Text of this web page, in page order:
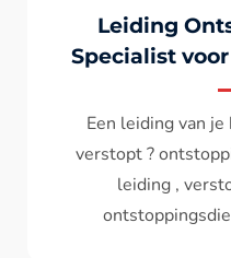
Wc spoelt niet
terug ? ontstoppen
verstopt , een
Bel -